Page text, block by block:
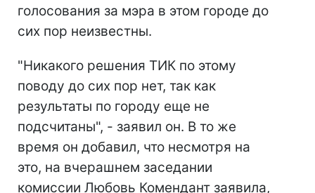
голосования за мэра в этом городе до
сих пор неизвестны.
"Никакого решения ТИК по этому
поводу до сих пор нет, так как
результаты по городу еще не
подсчитаны", - заявил он. В то же
время он добавил, что несмотря на
это, на вчерашнем заседании
комиссии Любовь Комендант заявила,